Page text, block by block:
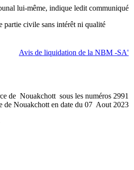
lui-même, indique ledit communiqué.
partie civile sans intérêt ni qualité.
'Avis de liquidation de la NBM -SA
Nouakchott sous les numéros 2991
Nouakchott en date du 07 Aout 2023.